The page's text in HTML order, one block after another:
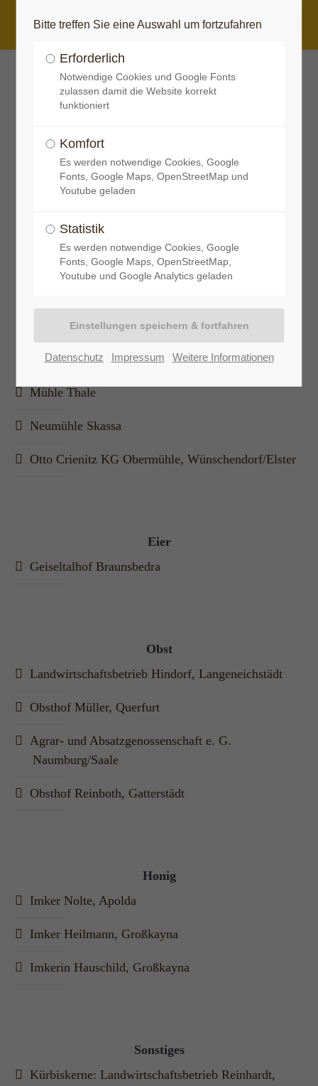
Benutzername
Passwort
Anmelden
Register|Lost your password?
Support
Lorem ipsum dolor sit amet:
376-293 City Road, Suite 600
info@yourdomain.com
About us
Lorem ipsum dolor sit amet, consectetuer
dis parturient montes, nascetur ridiculus mus.
Partner
Mühle Thale
Neumühle Skassa
Otto Crienitz KG Obermühle, Wünschendorf/Elster
Eier
Geiseltalhof Braunsbedra
Obst
Landwirtschaftsbetrieb Hindorf, Langeneichstädt
Obsthof Müller, Querfurt
Agrar- und Absatzgenossenschaft e. G.
Naumburg/Saale
Obsthof Reinboth, Gatterstädt
Honig
Imker Nolte, Apolda
Imker Heilmann, Großkayna
Imkerin Hauschild, Großkayna
Sonstiges
Kürbiskerne: Landwirtschaftsbetrieb Reinhardt,
Bitte treffen Sie eine Auswahl um fortzufahren
Erforderlich
Notwendige Cookies und Google Fonts
zulassen damit die Website korrekt
funktioniert
Komfort
Es werden notwendige Cookies, Google
Fonts, Google Maps, OpenStreetMap und
Youtube geladen
Statistik
Es werden notwendige Cookies, Google
Fonts, Google Maps, OpenStreetMap,
Youtube und Google Analytics geladen
Datenschutz Impressum Weitere Informationen